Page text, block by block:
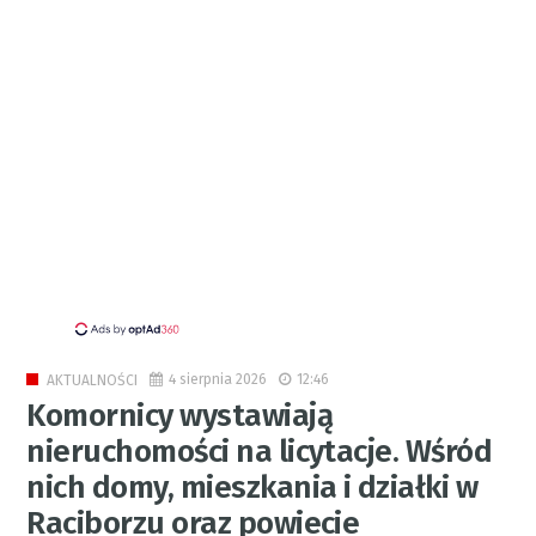
AKTUALNOŚCI 4 sierpnia 2026 12:46
Komornicy wystawiają
nieruchomości na licytacje. Wśród
nich domy, mieszkania i działki w
Raciborzu oraz powiecie